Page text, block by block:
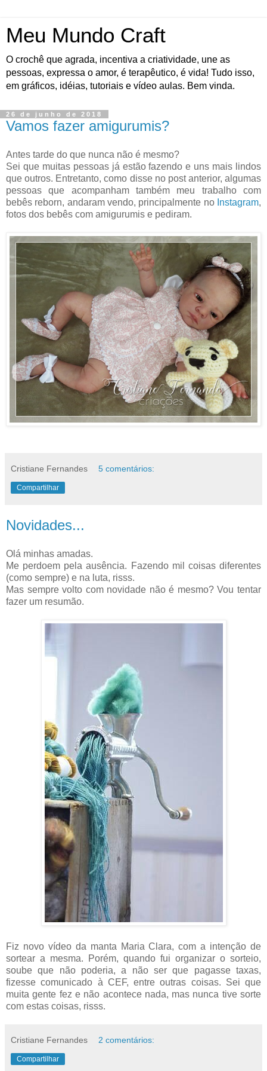
Meu Mundo Craft
O crochê que agrada, incentiva a criatividade, une as
pessoas, expressa o amor, é terapêutico, é vida! Tudo isso,
em gráficos, idéias, tutoriais e vídeo aulas. Bem vinda.
26 de junho de 2018
Vamos fazer amigurumis?
Antes tarde do que nunca não é mesmo?
Sei que muitas pessoas já estão fazendo e uns mais lindos
que outros. Entretanto, como disse no post anterior, algumas
pessoas que acompanham também meu trabalho com
bebês reborn, andaram vendo, principalmente noInstagram,
fotos dos bebês com amigurumis e pediram.
Cristiane Fernandes 5 comentários:
Compartilhar
Novidades...
Olá minhas amadas.
Me perdoem pela ausência. Fazendo mil coisas diferentes
(como sempre) e na luta, risss.
Mas sempre volto com novidade não é mesmo? Vou tentar
fazer um resumão.
Fiz novo vídeo da manta Maria Clara, com a intenção de
sortear a mesma. Porém, quando fui organizar o sorteio,
soube que não poderia, a não ser que pagasse taxas,
fizesse comunicado à CEF, entre outras coisas. Sei que
muita gente fez e não acontece nada, mas nunca tive sorte
com estas coisas, risss.
Cristiane Fernandes 2 comentários:
Compartilhar